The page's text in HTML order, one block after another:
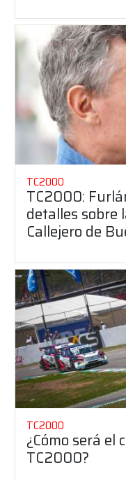
TC2000
TC2000:
detalles sobre
Callejero de
TC2000
¿Cómo será
TC2000?